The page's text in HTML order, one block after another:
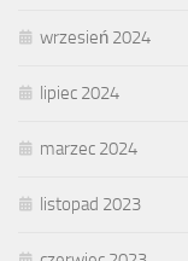
wrzesień 2024
lipiec 2024
marzec 2024
listopad 2023